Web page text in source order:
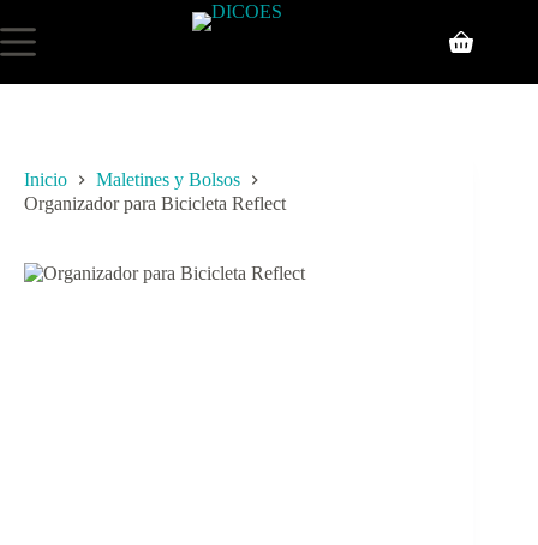
Inicio
Maletines y Bolsos
Organizador para Bicicleta Reflect